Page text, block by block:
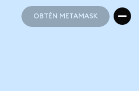
OBTÉN METAMASK